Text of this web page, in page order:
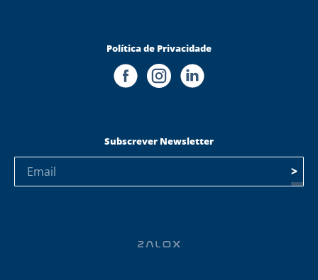
Política de Privacidade
Subscrever Newsletter
>